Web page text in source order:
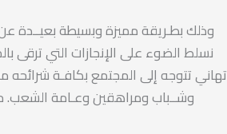
وذلك بطـريقة مميزة وبسيطة بعيــدة عن
نسلط الضوء على الإنجازات التي ترقى
تهاني تتوجه إلى المجتمع بكافـة شرائحه
وشــباب ومراهقين وعـامة الشعب.